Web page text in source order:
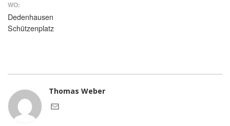
WO:
Dedenhausen
Schützenplatz
Thomas Weber